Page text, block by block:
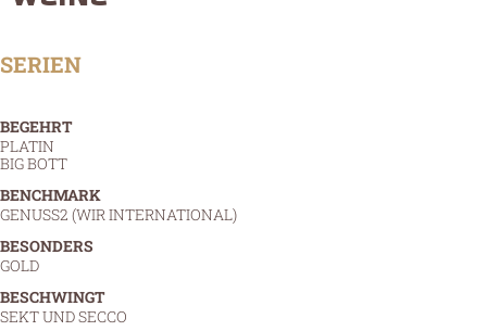
SERIEN
BEGEHRT
PLATIN
BIG BOTT
BENCHMARK
GENUSS2 (WIR INTERNATIONAL)
BESONDERS
GOLD
BESCHWINGT
SEKT UND SECCO